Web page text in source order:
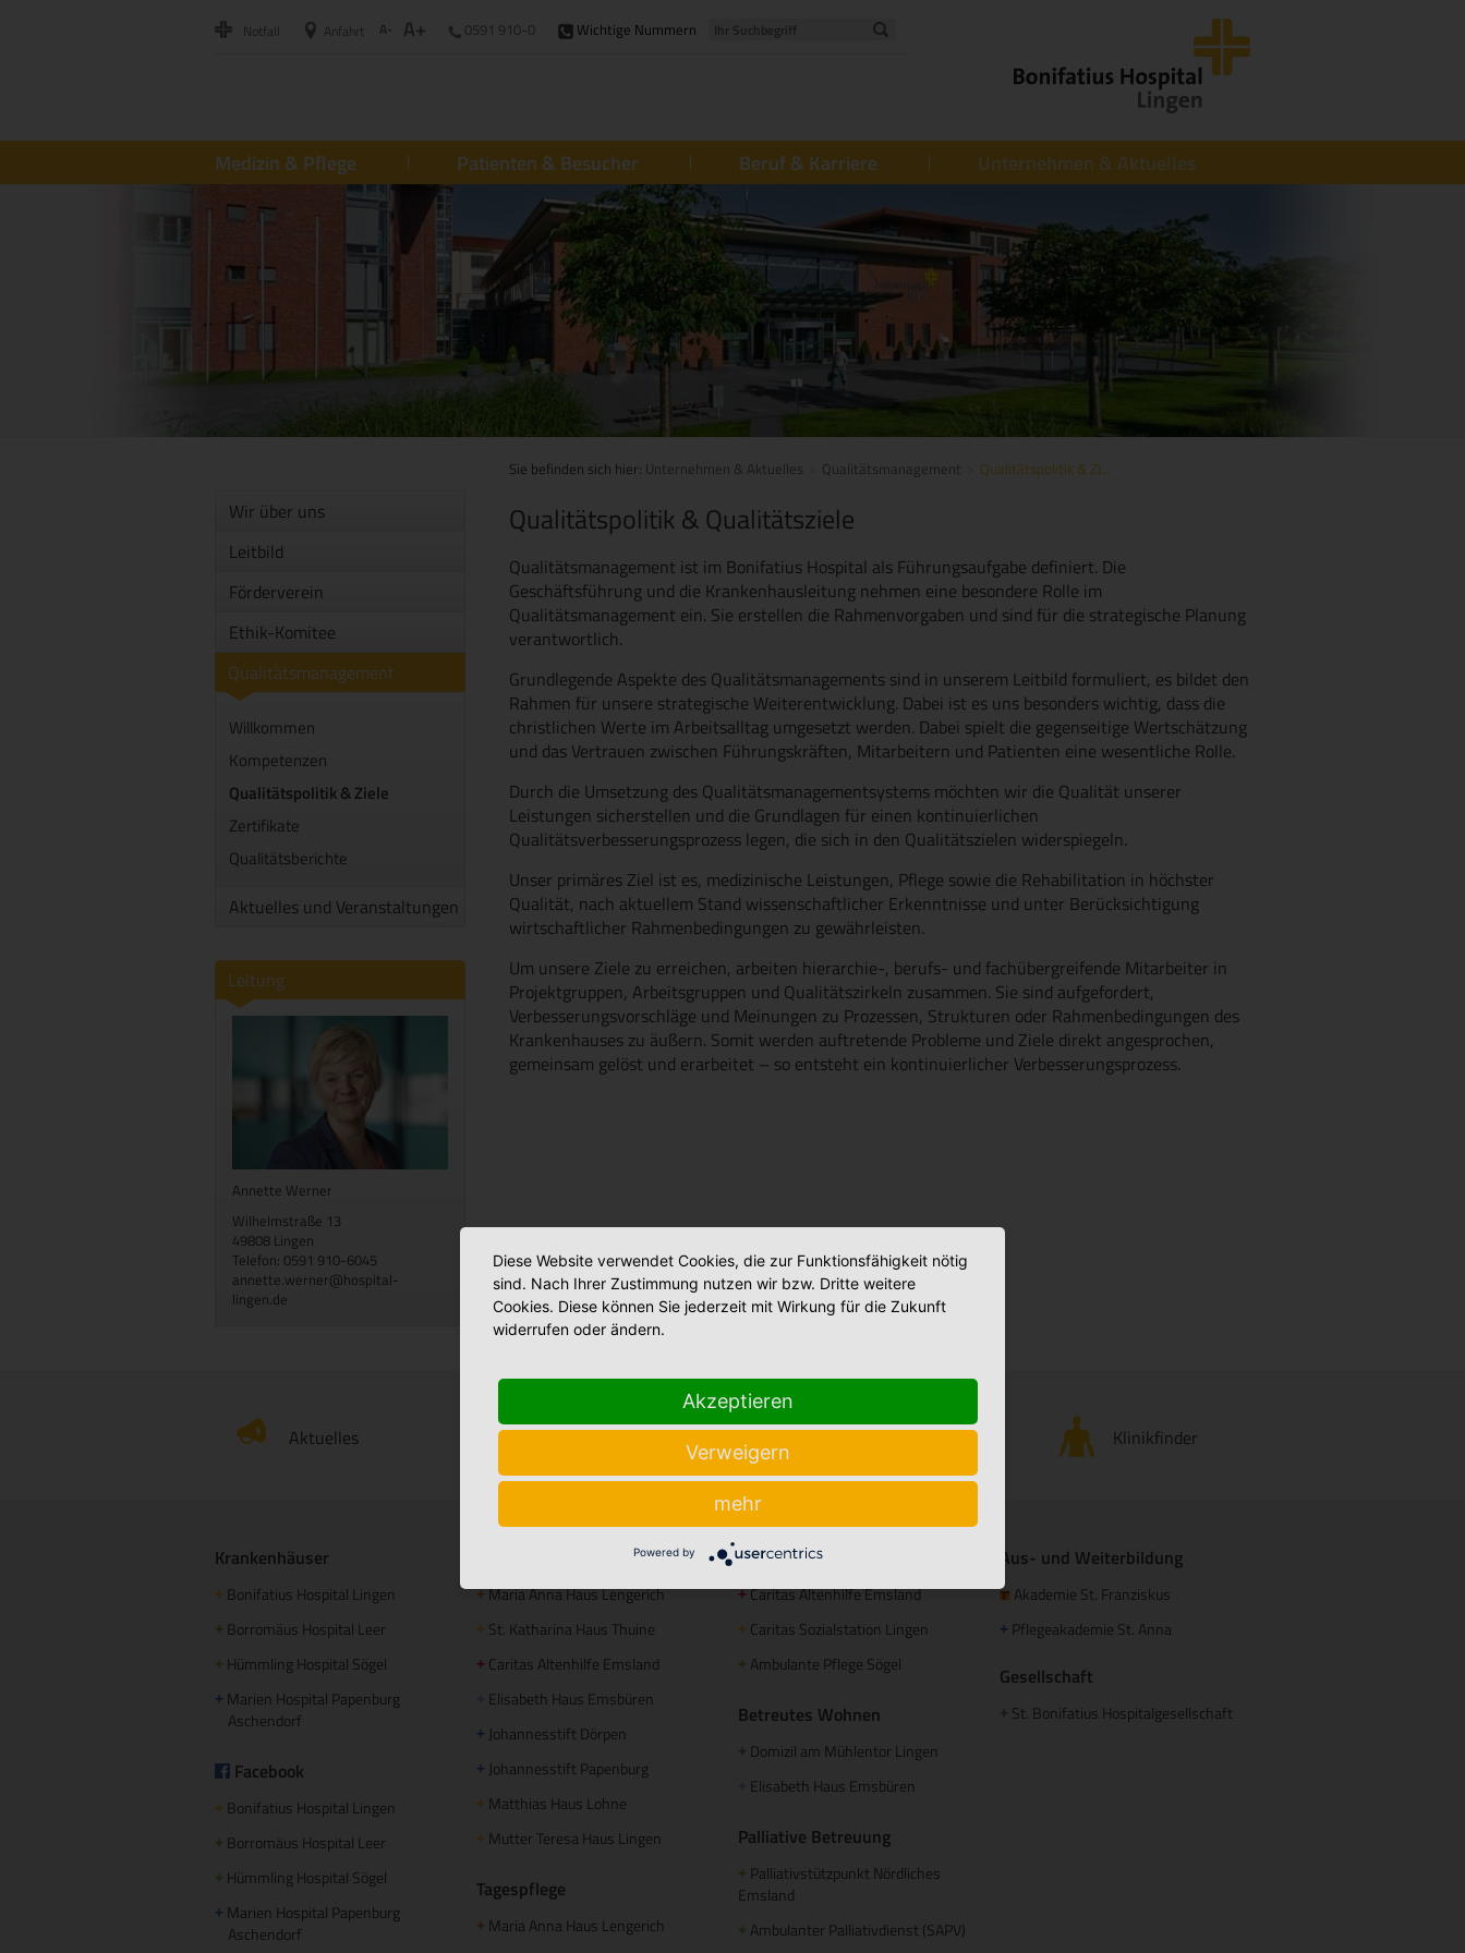
Notfall Anfahrt A- A+ 0591 910-0 Wichtige Nummern
Medizin & Pflege Patienten & Besucher Beruf & Karriere Unternehmen & Aktuelles
Sie befinden sich hier: Unternehmen & Aktuelles Qualitätsmanagement Qualitätspolitik & Zi...
Wir über uns
Leitbild
Förderverein
Ethik-Komitee
Qualitätsmanagement
Willkommen
Kompetenzen
Qualitätspolitik & Ziele
Zertifikate
Qualitätsberichte
Aktuelles und Veranstaltungen
Leitung
Annette Werner
Wilhelmstraße 13
49808 Lingen
Telefon: 0591 910-6045
annette.werner@hospital-
lingen.de
Qualitätspolitik & Qualitätsziele
Qualitätsmanagement ist im Bonifatius Hospital als Führungsaufgabe definiert. Die
Geschäftsführung und die Krankenhausleitung nehmen eine besondere Rolle im
Qualitätsmanagement ein. Sie erstellen die Rahmenvorgaben und sind für die strategische Planung
verantwortlich.
Grundlegende Aspekte des Qualitätsmanagements sind in unserem Leitbild formuliert, es bildet den
Rahmen für unsere strategische Weiterentwicklung. Dabei ist es uns besonders wichtig, dass die
christlichen Werte im Arbeitsalltag umgesetzt werden. Dabei spielt die gegenseitige Wertschätzung
und das Vertrauen zwischen Führungskräften, Mitarbeitern und Patienten eine wesentliche Rolle.
Durch die Umsetzung des Qualitätsmanagementsystems möchten wir die Qualität unserer
Leistungen sicherstellen und die Grundlagen für einen kontinuierlichen
Qualitätsverbesserungsprozess legen, die sich in den Qualitätszielen widerspiegeln.
Unser primäres Ziel ist es, medizinische Leistungen, Pflege sowie die Rehabilitation in höchster
Qualität, nach aktuellem Stand wissenschaftlicher Erkenntnisse und unter Berücksichtigung
wirtschaftlicher Rahmenbedingungen zu gewährleisten.
Um unsere Ziele zu erreichen, arbeiten hierarchie-, berufs- und fachübergreifende Mitarbeiter in
Projektgruppen, Arbeitsgruppen und Qualitätszirkeln zusammen. Sie sind aufgefordert,
Verbesserungsvorschläge und Meinungen zu Prozessen, Strukturen oder Rahmenbedingungen des
Krankenhauses zu äußern. Somit werden auftretende Probleme und Ziele direkt angesprochen,
gemeinsam gelöst und erarbeitet – so entsteht ein kontinuierlicher Verbesserungsprozess.
Aktuelles Stellenmarkt Babyalbum Klinikfinder
Krankenhäuser
+ Bonifatius Hospital Lingen
+ Borromäus Hospital Leer
+ Hümmling Hospital Sögel
+ Marien Hospital Papenburg
Aschendorf
Facebook
+ Bonifatius Hospital Lingen
+ Borromäus Hospital Leer
+ Hümmling Hospital Sögel
+ Marien Hospital Papenburg
Aschendorf
+Maria Anna Haus Lengerich
+ St. Katharina Haus Thuine
+ Caritas Altenhilfe Emsland
Elisabeth Haus Emsbüren
+ Johannesstift Dörpen
+ Johannesstift Papenburg
+ Matthias Haus Lohne
+ Mutter Teresa Haus Lingen
Tagespflege
+ Maria Anna Haus Lengerich
Ambulante Pflege
+Caritas Altenhilfe Emsland
+ Caritas Sozialstation Lingen
+ Ambulante Pflege Sögel
Betreutes Wohnen
Domizil am Mühlentor Lingen
Elisabeth Haus Emsbüren
Palliative Betreuung
+ Palliativstützpunkt Nördliches
Emsland
+ Ambulanter Palliativdienst (SAPV)
Aus- und Weiterbildung
Akademie St. Franziskus
+ Pflegeakademie St. Anna
Gesellschaft
St. Bonifatius Hospitalgesellschaft
Diese Website verwendet Cookies, die zur Funktionsfähigkeit nötig
sind. Nach Ihrer Zustimmung nutzen wir bzw. Dritte weitere
Cookies. Diese können Sie jederzeit mit Wirkung für die Zukunft
widerrufen oder ändern.
Akzeptieren
Verweigern
mehr
Powered by